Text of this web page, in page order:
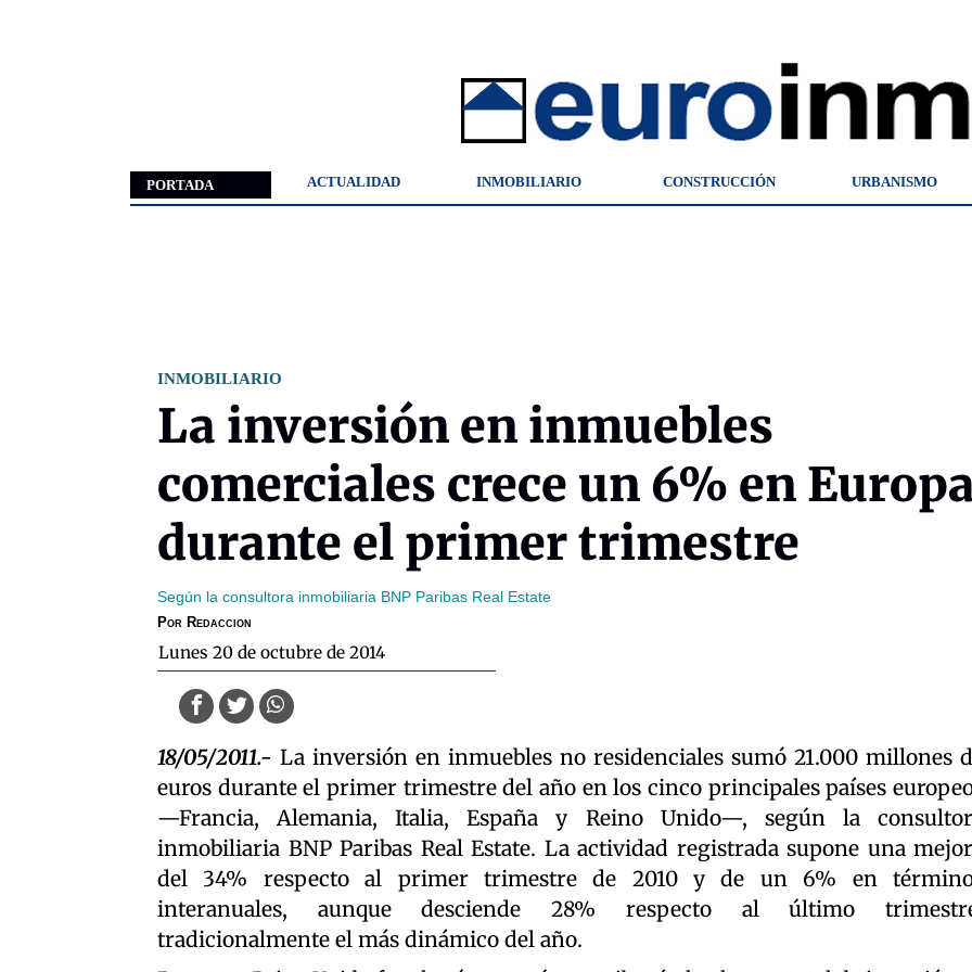
PORTADA ACTUALIDAD INMOBILIARIO CONSTRUCCIÓN URBANISMO
INMOBILIARIO
La inversión en inmuebles
comerciales crece un 6% en
durante el primer trimestre
Según la consultora inmobiliaria BNP Paribas Real Estate
Por Redaccion
lunes 20 de octubre de 2014
18/05/2011.- La inversión en inmuebles no residenciales sumó 21.000 millones
euros durante el primer trimestre del año en los cinco principales países
—Francia, Alemania, Italia, España y Reino Unido—, según la
inmobiliaria BNP Paribas Real Estate. La actividad registrada supone una
del 34% respecto al primer trimestre de 2010 y de un 6% en
interanuales, aunque desciende 28% respecto al último
tradicionalmente el más dinámico del año.